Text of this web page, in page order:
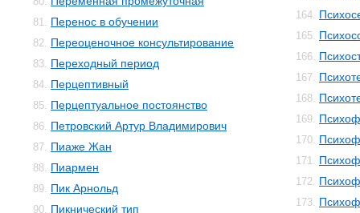
81. Перенос в обучении
82. Переоценочное консультирование
83. Переходный период
84. Перцептивный
85. Перцептуальное постоянство
86. Петровский Артур Владимирович
87. Пиаже Жан
88. Пиармен
89. Пик Арнольд
90. Пикнический тип
164.
165.
166.
167.
168.
169.
170.
171.
172.
173.